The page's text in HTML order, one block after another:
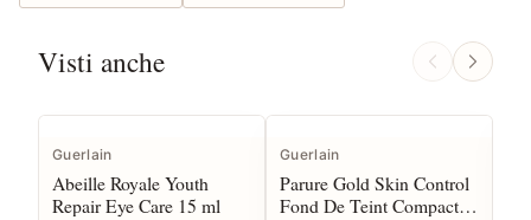
Visti anche
Guerlain
Abeille Royale Youth
Repair Eye Care 15 ml
Guerlain
Parure Gold Skin Control
Fond De Teint Compact